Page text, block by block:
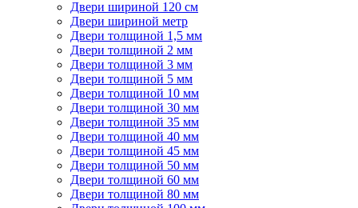
Двери шириной 120 см
Двери шириной метр
Двери толщиной 1,5 мм
Двери толщиной 2 мм
Двери толщиной 3 мм
Двери толщиной 5 мм
Двери толщиной 10 мм
Двери толщиной 30 мм
Двери толщиной 35 мм
Двери толщиной 40 мм
Двери толщиной 45 мм
Двери толщиной 50 мм
Двери толщиной 60 мм
Двери толщиной 80 мм